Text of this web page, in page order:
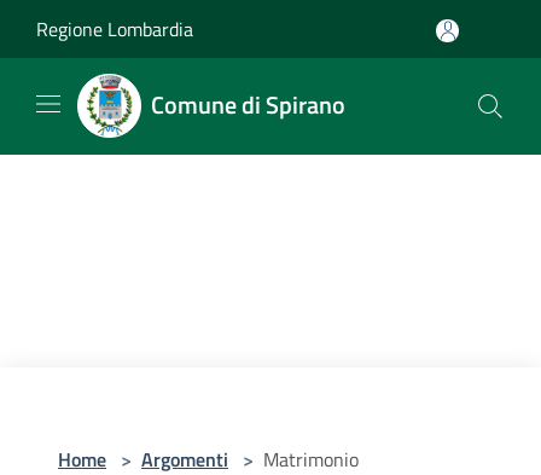
Regione Lombardia
Comune di Spirano
Home > Argomenti > Matrimonio